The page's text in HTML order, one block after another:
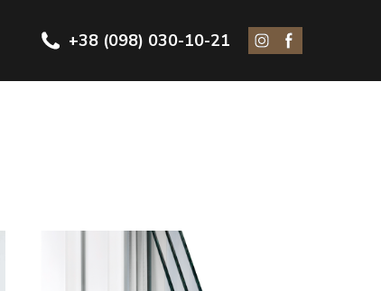
+38 (098) 030-10-21